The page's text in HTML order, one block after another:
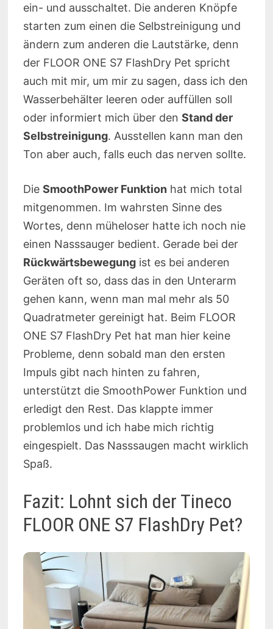
ein- und ausschaltet. Die anderen Knöpfe
starten zum einen die Selbstreinigung und
ändern zum anderen die Lautstärke, denn
der FLOOR ONE S7 FlashDry Pet spricht
auch mit mir, um mir zu sagen, dass ich den
Wasserbehälter leeren oder auffüllen soll
oder informiert mich über den Stand der
Selbstreinigung. Ausstellen kann man den
Ton aber auch, falls euch das nerven sollte.
Die SmoothPower Funktion hat mich total
mitgenommen. Im wahrsten Sinne des
Wortes, denn müheloser hatte ich noch nie
einen Nasssauger bedient. Gerade bei der
Rückwärtsbewegungist es bei anderen
Geräten oft so, dass das in den Unterarm
gehen kann, wenn man mal mehr als 50
Quadratmeter gereinigt hat. Beim FLOOR
ONE S7 FlashDry Pet hat man hier keine
Probleme, denn sobald man den ersten
Impuls gibt nach hinten zu fahren,
unterstützt die SmoothPower Funktion und
erledigt den Rest. Das klappte immer
problemlos und ich habe mich richtig
eingespielt. Das Nasssaugen macht wirklich
Spaß.
Fazit: Lohnt sich der Tineco
FLOOR ONE S7 FlashDry Pet?